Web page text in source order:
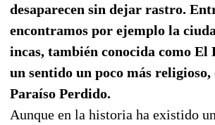
desaparecen sin dejar rastro.
encontramos por ejemplo la
incas, también conocida como El
un sentido un poco más
Paraíso Perdido.
Aunque en la historia ha existido